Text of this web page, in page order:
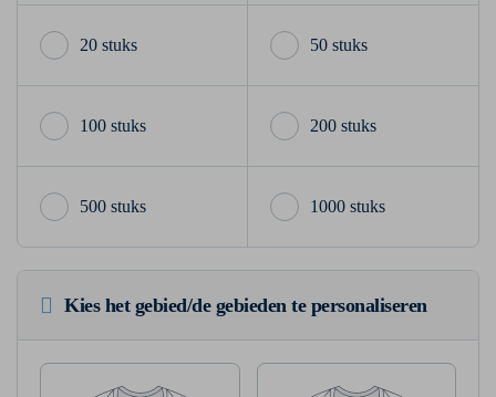
20 stuks 50 stuks
100 stuks 200 stuks
500 stuks 1000 stuks
Kies het gebied/de gebieden te personaliseren